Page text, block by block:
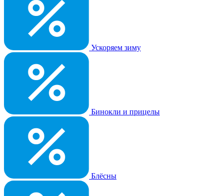
Ускоряем зиму
Бинокли и прицелы
Блёсны